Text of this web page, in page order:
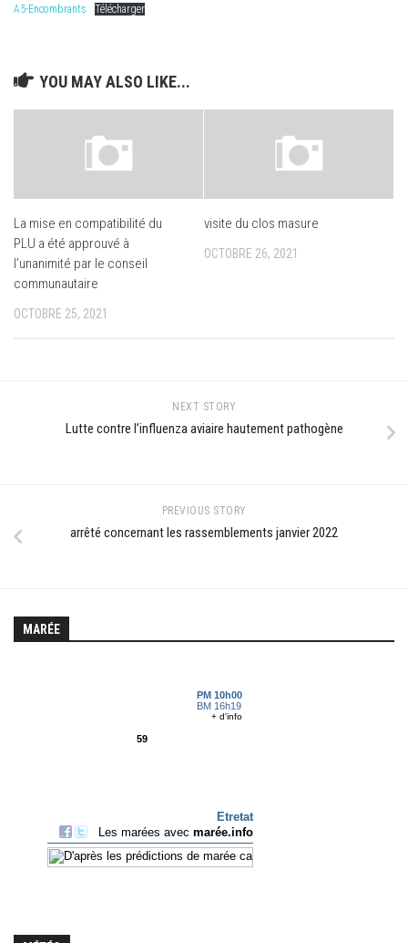
A5-Encombrants Télécharger
YOU MAY ALSO LIKE...
La mise en compatibilité du
PLU a été approuvé à
l’unanimité par le conseil
communautaire
OCTOBRE 25, 2021
visite du clos masure
OCTOBRE 26, 2021
NEXT STORY
Lutte contre l’influenza aviaire hautement pathogène
PREVIOUS STORY
arrêté concernant les rassemblements janvier 2022
MARÉE